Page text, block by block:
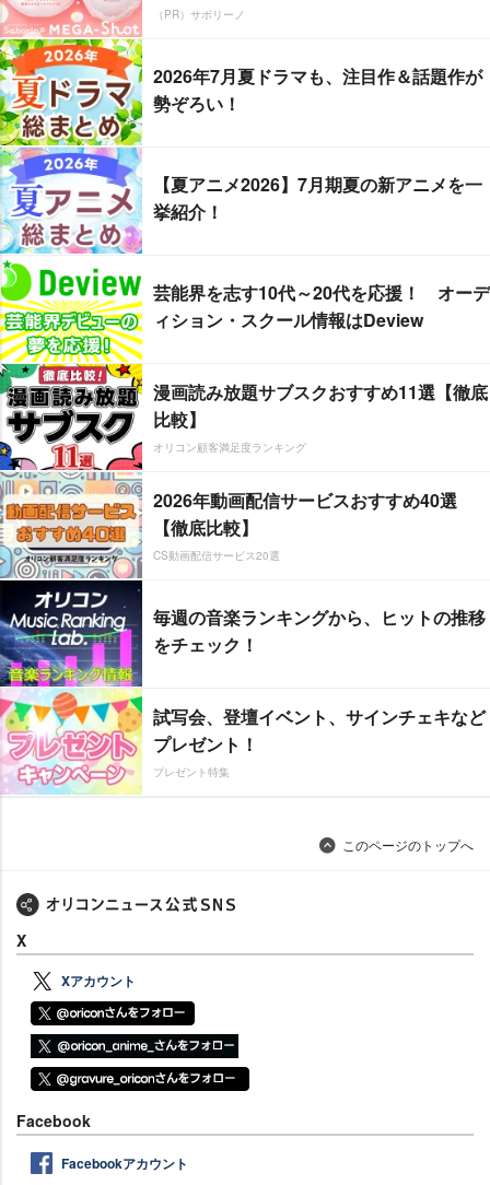
（PR）サボリーノ
2026年7月夏ドラマも、注目作＆話題作が
勢ぞろい！
【夏アニメ2026】7月期夏の新アニメを一
挙紹介！
芸能界を志す10代～20代を応援！ オーデ
ィション・スクール情報はDeview
漫画読み放題サブスクおすすめ11選【徹底
比較】
オリコン顧客満足度ランキング
2026年動画配信サービスおすすめ40選
【徹底比較】
CS動画配信サービス20選
毎週の音楽ランキングから、ヒットの推移
をチェック！
試写会、登壇イベント、サインチェキなど
プレゼント！
プレゼント特集
このページのトップへ
X
Xアカウント
Facebook
Facebookアカウント